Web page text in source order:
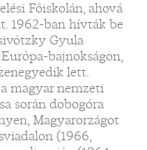
Főiskolán, ahová
1962-ban hívták be
Gyula
bajnokságon,
lett.
magyar nemzeti
során dobogóra
Magyarorzágot
(1966,